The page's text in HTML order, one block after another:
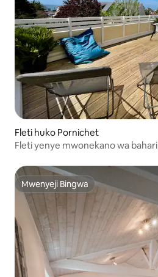
Fleti huko Pornichet
Fleti yenye mwonekano wa bahari
Mwenyeji Bingwa
Mwenyeji Bingwa